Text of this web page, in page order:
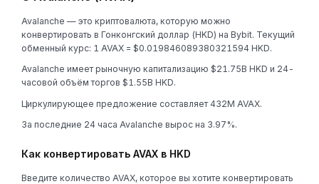
Avalanche — это криптовалюта, которую можно
конвертировать в Гонконгский доллар (HKD) на Bybit. Текущий
обменный курс: 1 AVAX = $0.019846089380321594 HKD.
Avalanche имеет рыночную капитализацию $21.75B HKD и 24-
часовой объём торгов $1.55B HKD.
Циркулирующее предложение составляет 432M AVAX.
За последние 24 часа Avalanche вырос на 3.97%.
Как конвертировать AVAX в HKD
Введите количество AVAX, которое вы хотите конвертировать